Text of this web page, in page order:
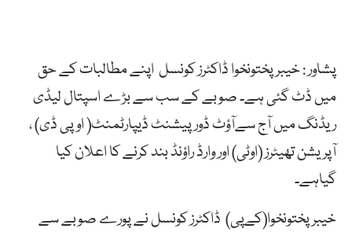
پشاور : خیبر پختونخوا ڈاکٹرز کونسل اپنے مطالبات کے حق
میں ڈٹ گئی ہے۔ صوبے کے سب سے بڑے اسپتال لیڈی
ریڈنگ میں آج سےآؤٹ ڈور پیشنٹ ڈیپارٹمنٹ( اوپی ڈی) ،
آپریشن تھیٹرز (اوٹی) اور وارڈ راؤنڈ بند کرنے کا اعلان کیا
گیاہے۔
خیبر پختونخوا(کےپی) ڈاکٹرز کونسل نے پورے صوبے سے